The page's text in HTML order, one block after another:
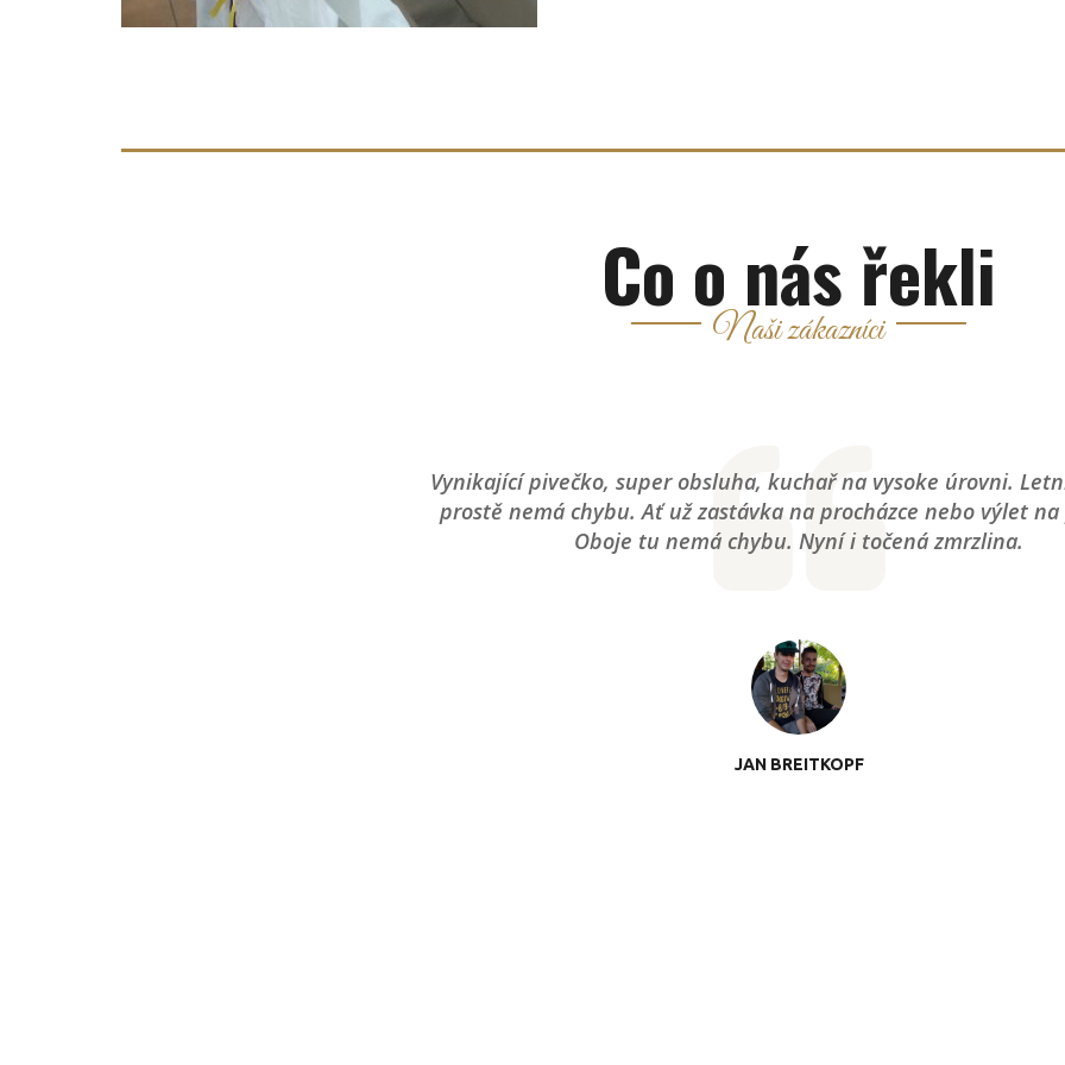
Co o nás řekli
Naši zákazníci
Vynikající pivečko, super obsluha, kuchař na vysoke úrovni.
prostě nemá chybu. Ať už zastávka na procházce nebo výlet na
Oboje tu nemá chybu. Nyní i točená zmrzlina.
JAN BREITKOPF